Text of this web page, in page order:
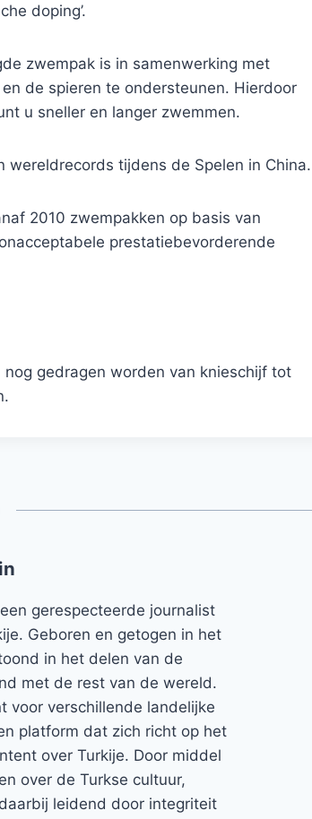
doping’.
zwempak is in samenwerking met
de spieren te ondersteunen. Hierdoor
u sneller en langer zwemmen.
tijdens de Spelen in China.
2010 zwempakken op basis van
prestatiebevorderende
gedragen worden van knieschijf tot
gerespecteerde journalist
Geboren en getogen in het
in het delen van de
met de rest van de wereld.
voor verschillende landelijke
platform dat zich richt op het
over Turkije. Door middel
over de Turkse cultuur,
leidend door integriteit